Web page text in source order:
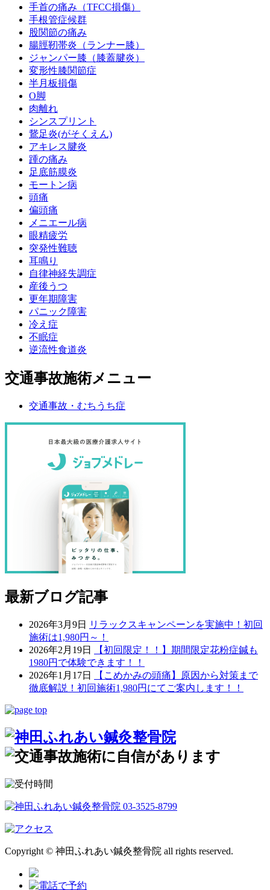
手首の痛み（TFCC損傷）
手根管症候群
股関節の痛み
腸脛靭帯炎（ランナー膝）
ジャンパー膝（膝蓋腱炎）
変形性膝関節症
半月板損傷
O脚
肉離れ
シンスプリント
鵞足炎(がそくえん)
アキレス腱炎
踵の痛み
足底筋膜炎
モートン病
頭痛
偏頭痛
メニエール病
眼精疲労
突発性難聴
耳鳴り
自律神経失調症
産後うつ
更年期障害
パニック障害
冷え症
不眠症
逆流性食道炎
交通事故施術メニュー
交通事故・むちうち症
最新ブログ記事
2026年3月9日
リラックスキャンペーンを実施中！初回
施術は1,980円～！
2026年2月19日
【初回限定！！】期間限定花粉症鍼も
1980円で体験できます！！
2026年1月17日
【こめかみの頭痛】原因から対策まで
徹底解説！初回施術1,980円にてご案内します！！
Copyright © 神田ふれあい鍼灸整骨院 all rights reserved.